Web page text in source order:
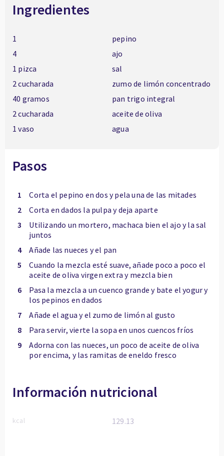
Ingredientes
1
pepino
4
ajo
1 pizca
sal
2 cucharada
zumo de limón concentrado
40 gramos
pan trigo integral
2 cucharada
aceite de oliva
1 vaso
agua
Pasos
1
Corta el pepino en dos y pela una de las mitades
2
Corta en dados la pulpa y deja aparte
3
Utilizando un mortero, machaca bien el ajo y la sal
juntos
4
Añade las nueces y el pan
5
Cuando la mezcla esté suave, añade poco a poco el
aceite de oliva virgen extra y mezcla bien
6
Pasa la mezcla a un cuenco grande y bate el yogur y
los pepinos en dados
7
Añade el agua y el zumo de limón al gusto
8
Para servir, vierte la sopa en unos cuencos fríos
9
Adorna con las nueces, un poco de aceite de oliva
por encima, y las ramitas de eneldo fresco
Información nutricional
kcal 129.13